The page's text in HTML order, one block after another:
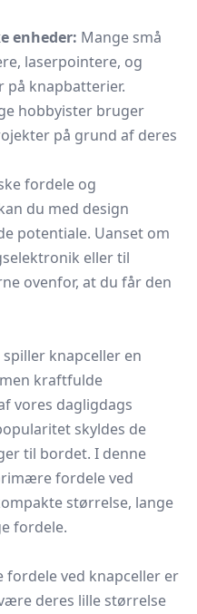
enheder: Mange små
laserpointere, og
på knapbatterier.
hobbyister bruger
på grund af deres
fordele og
du med design
potentiale. Uanset om
eller til
ovenfor, at du får den
knapceller en
kraftfulde
vores dagligdags
skyldes de
til bordet. I denne
fordele ved
størrelse, lange
fordele.
ved knapceller er
deres lille størrelse